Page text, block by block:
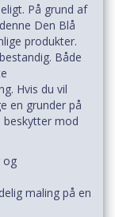
På grund af
Den Blå
produkter.
Både
Hvis du vil
en grunder på
mod
og
maling på en